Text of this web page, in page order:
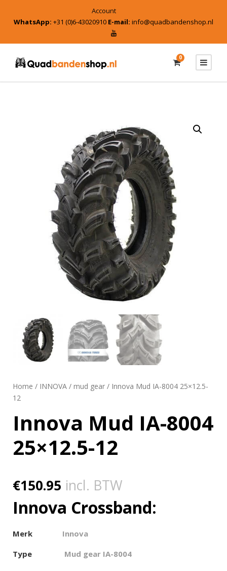
Account
WhatsApp: +31 (0)6-43020910 E-mail: info@quadbandenshop.nl
0
Home / INNOVA / mud gear / Innova Mud IA-8004 25×12.5-
12
Innova Mud IA-8004
25×12.5-12
€150.95 incl. BTW
Innova Crossband:
Merk
Innova
Type
Mud gear IA-8004